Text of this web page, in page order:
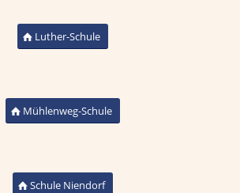
Luther-Schule
Mühlenweg-Schule
Schule Niendorf